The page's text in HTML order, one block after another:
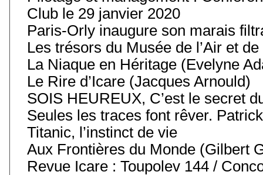
Club le 29 janvier 2020
Paris-Orly inaugure son marais
Les trésors du Musée de l’Air et de
La Niaque en Héritage (Evelyne
Le Rire d’Icare (Jacques Arnould)
SOIS HEUREUX, C’est le secret
Seules les traces font rêver.
Titanic, l’instinct de vie
Aux Frontières du Monde (Gilbert
Revue Icare : Toupolev 144 /